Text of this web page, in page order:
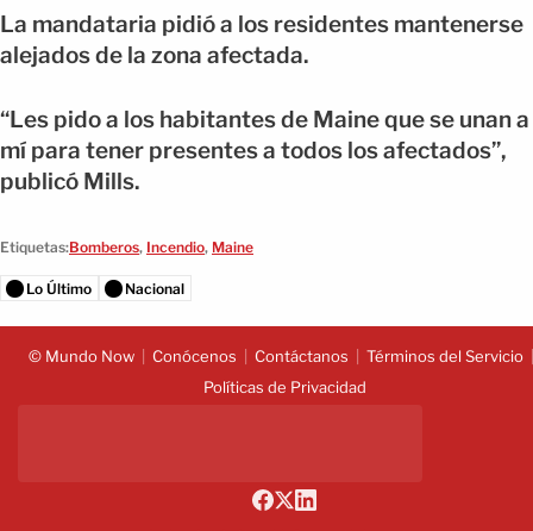
La mandataria pidió a los residentes mantenerse
alejados de la zona afectada.
“Les pido a los habitantes de Maine que se unan a
mí para tener presentes a todos los afectados”,
publicó Mills.
Etiquetas:Bomberos, Incendio, Maine
Lo Último Nacional
© Mundo Now Conócenos Contáctanos
Términos del Servicio
Políticas de Privacidad